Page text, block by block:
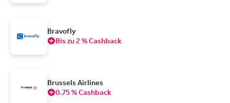
Bravofly
Bis zu 2 % Cashback
Brussels Airlines
0.75 % Cashback